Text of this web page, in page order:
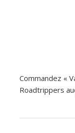
Commandez «
Roadtrippers